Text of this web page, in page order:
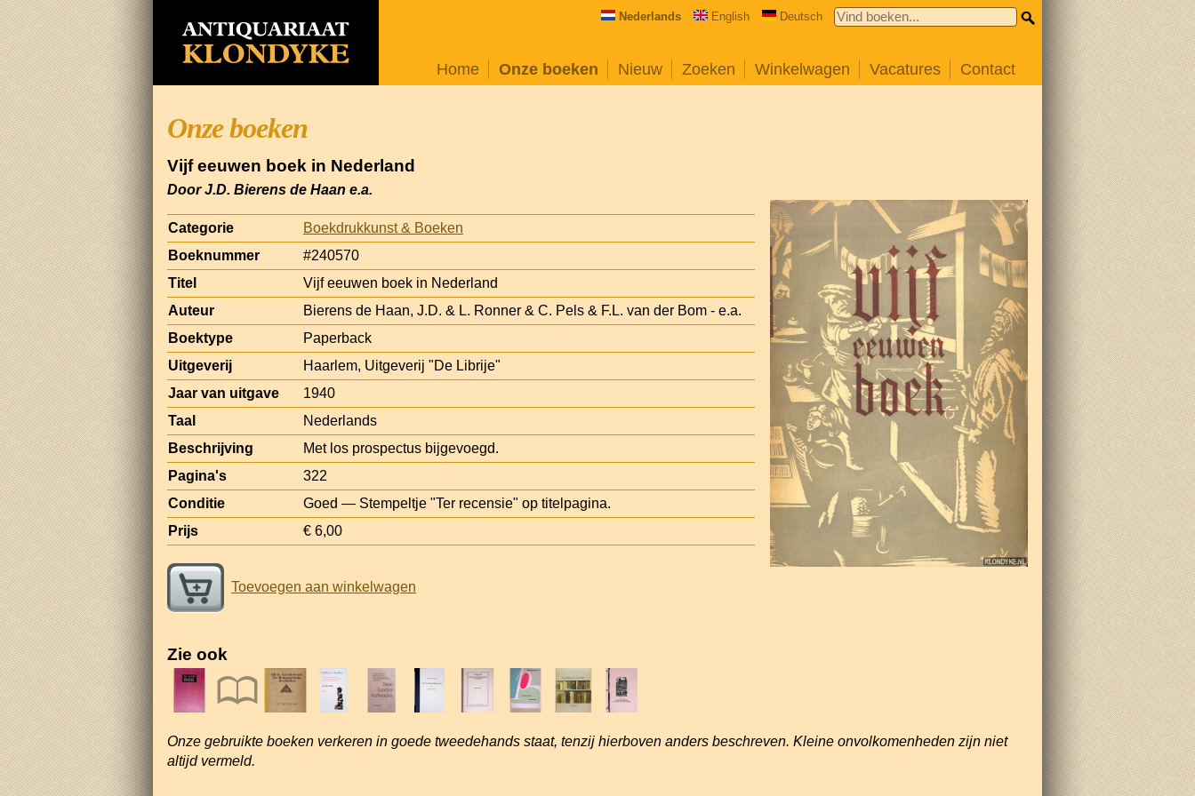
Nederlands English Deutsch
Home Onze boeken Nieuw Zoeken Winkelwagen Vacatures Contact
Onze boeken
Vijf eeuwen boek in Nederland
Door J.D. Bierens de Haan e.a.
Categorie
Boekdrukkunst & Boeken
Boeknummer
#240570
Titel
Vijf eeuwen boek in Nederland
Auteur
Bierens de Haan, J.D. & L. Ronner & C. Pels & F.L. van der Bom - e.a.
Boektype
Paperback
Uitgeverij
Haarlem, Uitgeverij "De Librije"
Jaar van uitgave
1940
Taal
Nederlands
Beschrijving
Met los prospectus bijgevoegd.
Pagina's
322
Conditie
Goed — Stempeltje "Ter recensie" op titelpagina.
Prijs
€ 6,00
Toevoegen aan winkelwagen
Zie ook
Onze gebruikte boeken verkeren in goede tweedehands staat, tenzij hierboven anders beschreven. Kleine onvolkomenheden zijn niet
altijd vermeld.